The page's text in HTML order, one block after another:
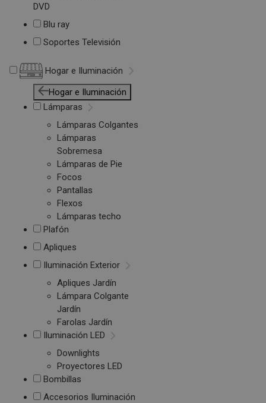
DVD
Blu ray
Soportes Televisión
Hogar e Iluminación
Hogar e Iluminación
Lámparas
Lámparas Colgantes
Lámparas
Sobremesa
Lámparas de Pie
Focos
Pantallas
Flexos
Lámparas techo
Plafón
Apliques
Iluminación Exterior
Apliques Jardín
Lámpara Colgante
Jardín
Farolas Jardín
Iluminación LED
Downlights
Proyectores LED
Bombillas
Accesorios Iluminación